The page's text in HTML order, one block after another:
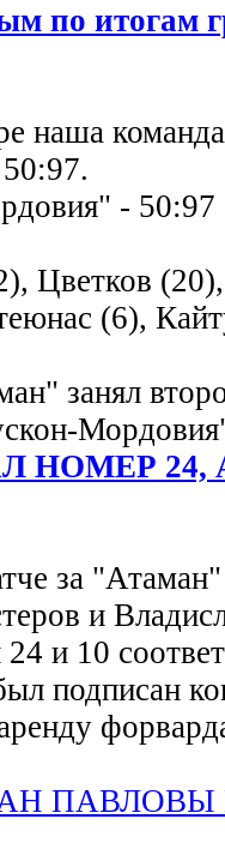
по итогам
наша
- 50:97
Цветков
(6),
занял
НОМЕР 24,
за
и
и 10
подписан